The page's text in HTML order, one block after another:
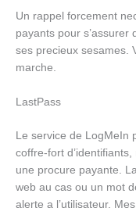
Un rappel forcement
payants pour s’assurer
ses precieux sesames.
marche.
LastPass
Le service de LogMeIn
coffre-fort
une procure payante.
web au cas ou un mot
alerte a l’utilisateur.